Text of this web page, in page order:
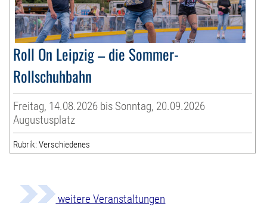
Roll On Leipzig – die Sommer-
Rollschuhbahn
Freitag, 14.08.2026 bis Sonntag, 20.09.2026
Augustusplatz
Rubrik: Verschiedenes
weitere Veranstaltungen